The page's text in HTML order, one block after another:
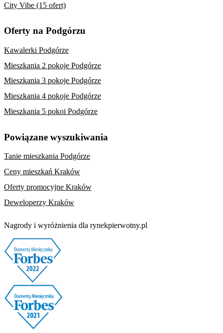
City Vibe (15 ofert)
Oferty na Podgórzu
Kawalerki Podgórze
Mieszkania 2 pokoje Podgórze
Mieszkania 3 pokoje Podgórze
Mieszkania 4 pokoje Podgórze
Mieszkania 5 pokoi Podgórze
Powiązane wyszukiwania
Tanie mieszkania Podgórze
Ceny mieszkań Kraków
Oferty promocyjne Kraków
Deweloperzy Kraków
Nagrody i wyróżnienia dla rynekpierwotny.pl